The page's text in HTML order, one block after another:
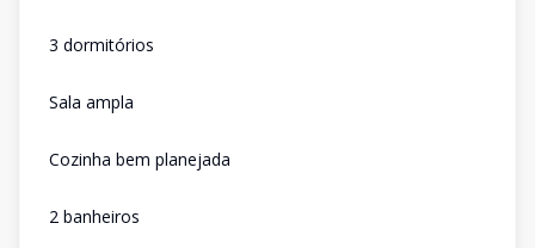
3 dormitórios
Sala ampla
Cozinha bem planejada
2 banheiros